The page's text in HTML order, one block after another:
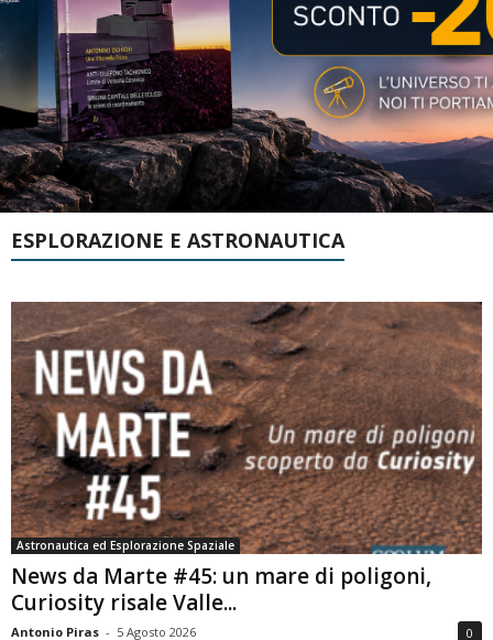
ESPLORAZIONE E ASTRONAUTICA
Astronautica ed Esplorazione Spaziale
News da Marte #45: un mare di poligoni,
Curiosity risale Valle...
Antonio Piras - 5 Agosto 2026 0